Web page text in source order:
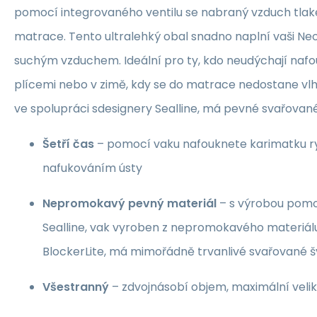
pomocí integrovaného ventilu se nabraný vzduch
matrace. Tento ultralehký obal snadno naplní vaši
suchým vzduchem. Ideální pro ty, kdo neudýchají
plícemi nebo v zimě, kdy se do matrace nedostane
ve spolupráci sdesignery Sealline, má pevné
Šetří čas – pomocí vaku nafouknete karimatku
nafukováním ústy
Nepromokavý pevný materiál – s výrobou
Sealline, vak vyroben z nepromokavého
BlockerLite, má mimořádně trvanlivé svařované
Všestranný – zdvojnásobí objem, maximální